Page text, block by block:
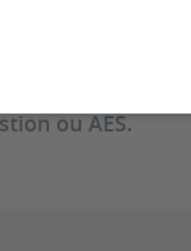
de
au 2nd
ou AES.